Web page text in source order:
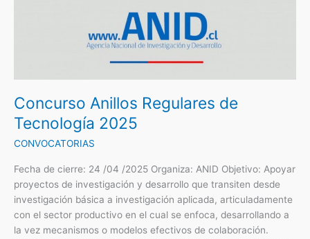
Concurso Anillos Regulares de
Tecnología 2025
CONVOCATORIAS
Fecha de cierre: 24 /04 /2025 Organiza: ANID Objetivo: Apoyar
proyectos de investigación y desarrollo que transiten desde
investigación básica a investigación aplicada, articuladamente
con el sector productivo en el cual se enfoca, desarrollando a
la vez mecanismos o modelos efectivos de colaboración.